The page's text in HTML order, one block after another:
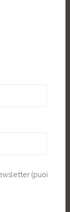
(puoi